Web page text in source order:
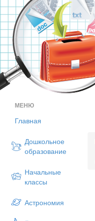
МЕНЮ
Главная
Дошкольное
образование
Начальные
классы
Астрономия